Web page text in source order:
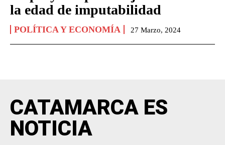
la edad de imputabilidad
POLÍTICA Y ECONOMÍA 27 Marzo, 2024
CATAMARCA ES
NOTICIA